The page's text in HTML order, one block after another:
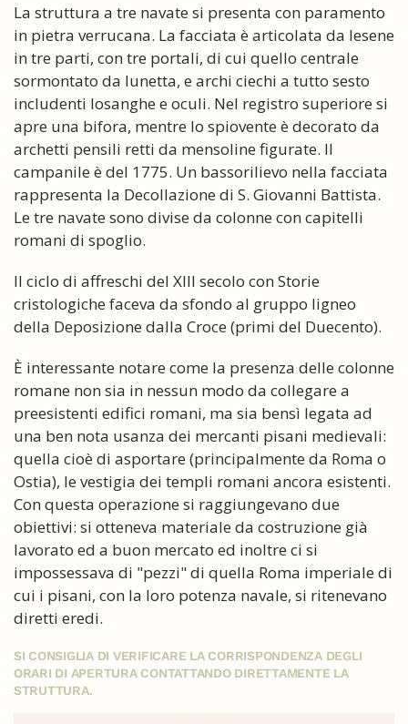
La struttura a tre navate si presenta con paramento
in pietra verrucana. La facciata è articolata da lesene
in tre parti, con tre portali, di cui quello centrale
sormontato da lunetta, e archi ciechi a tutto sesto
includenti losanghe e oculi. Nel registro superiore si
apre una bifora, mentre lo spiovente è decorato da
archetti pensili retti da mensoline figurate. Il
campanile è del 1775. Un bassorilievo nella facciata
rappresenta la Decollazione di S. Giovanni Battista.
Le tre navate sono divise da colonne con capitelli
romani di spoglio.
Il ciclo di affreschi del XIII secolo con Storie
cristologiche faceva da sfondo al gruppo ligneo
della Deposizione dalla Croce (primi del Duecento).
È interessante notare come la presenza delle colonne
romane non sia in nessun modo da collegare a
preesistenti edifici romani, ma sia bensì legata ad
una ben nota usanza dei mercanti pisani medievali:
quella cioè di asportare (principalmente da Roma o
Ostia), le vestigia dei templi romani ancora esistenti.
Con questa operazione si raggiungevano due
obiettivi: si otteneva materiale da costruzione già
lavorato ed a buon mercato ed inoltre ci si
impossessava di "pezzi" di quella Roma imperiale di
cui i pisani, con la loro potenza navale, si ritenevano
diretti eredi.
SI CONSIGLIA DI VERIFICARE LA CORRISPONDENZA DEGLI
ORARI DI APERTURA CONTATTANDO DIRETTAMENTE LA
STRUTTURA.